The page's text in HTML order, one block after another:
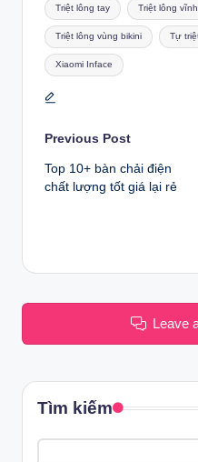
Triệt lông tay Triệt lông
Triệt lông vùng bikini Tự
Xiaomi Inface
Post
navigation
Previous Post
Top 10+ bàn chải điện
chất lượng tốt giá lại rẻ
Leave
Tìm kiếm